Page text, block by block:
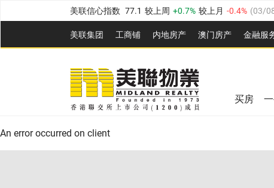
美联信心指数 77.1 较上周 0.7% 较上月 -0.4% (03/
全港指数 149.1 较上周 0% 较上月 0.4% ( 03/08/
港岛指数 157.4 较上周 -0.3% 较上月 -0.8% (03/08/
九龙指数 156.4 较上周 -0.1% 较上月
新界指数 134.8 较上周 0.1% 较上月 03/08/
美联信心指数 77.1 较上周 0.7% 较上月
美联集团 工商铺 内地房产 澳⻔房产 金融服
全港指数 149.1 较上周 0% 较上月
买房
An error occurred on client